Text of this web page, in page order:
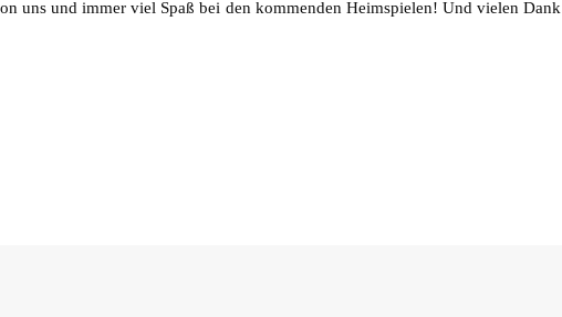
uns und immer viel Spaß bei den kommenden Heimspielen! Und vielen Dank